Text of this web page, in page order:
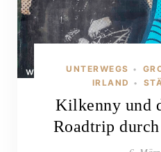
UNTERWEGS •
RLAND
•
Kilkenny und
Roadtrip